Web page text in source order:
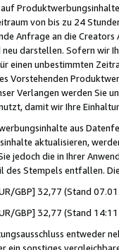
von bis zu 24
Anfrage an die
darstellen. Sofern wir
einen unbestimmten
Vorstehenden
Verlangen werden Sie
damit wir Ihre
aus
aktualisieren,
jedoch die in Ihrer
des Stempels entfallen.
GBP] 32,77 (Stand
GBP] 32,77 (Stand
entweder
ein sonstiges